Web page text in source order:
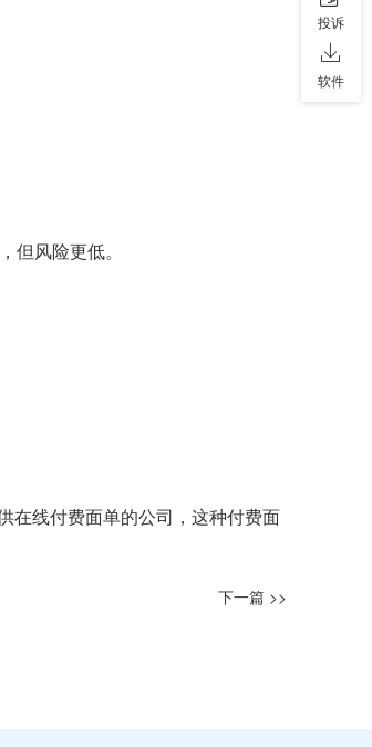
风险更低。
在线付费面单的公司，这种付费面
下一篇 >>
投诉
软件